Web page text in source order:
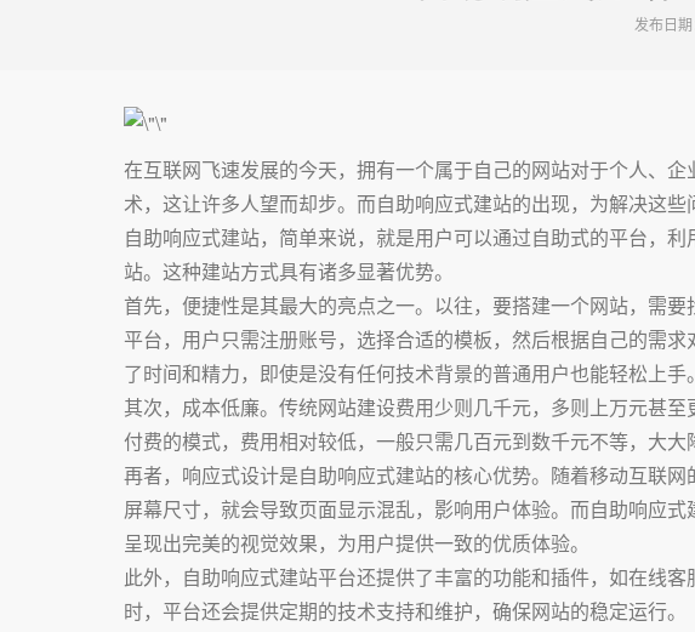
发布日
在互联网飞速发展的今天，拥有一个属于自己的网站对于个人、
术，这让许多人望而却步。而自助响应式建站的出现，为解决这些
自助响应式建站，简单来说，就是用户可以通过自助式的平台，
站。这种建站方式具有诸多显著优势。
首先，便捷性是其最大的亮点之一。以往，要搭建一个网站，需
平台，用户只需注册账号，选择合适的模板，然后根据自己的需
了时间和精力，即使是没有任何技术背景的普通用户也能轻松上手。
其次，成本低廉。传统网站建设费用少则几千元，多则上万元甚
付费的模式，费用相对较低，一般只需几百元到数千元不等，大大
再者，响应式设计是自助响应式建站的核心优势。随着移动互联
屏幕尺寸，就会导致页面显示混乱，影响用户体验。而自助响应
呈现出完美的视觉效果，为用户提供一致的优质体验。
此外，自助响应式建站平台还提供了丰富的功能和插件，如在线
时，平台还会提供定期的技术支持和维护，确保网站的稳定运行。